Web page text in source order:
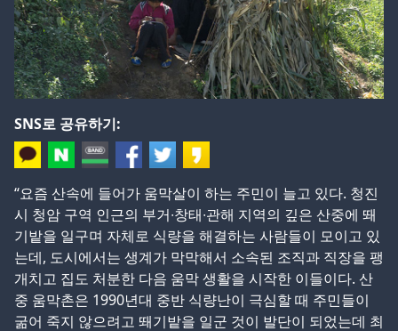
SNS로 공유하기:
“요즘 산속에 들어가 움막살이 하는 주민이 늘고 있다. 청진
시 청암 구역 인근의 부거∙창태∙관해 지역의 깊은 산중에 뙈
기밭을 일구며 자체로 식량을 해결하는 사람들이 모이고 있
는데, 도시에서는 생계가 막막해서 소속된 조직과 직장을 팽
개치고 집도 처분한 다음 움막 생활을 시작한 이들이다. 산
중 움막촌은 1990년대 중반 식량난이 극심할 때 주민들이
굶어 죽지 않으려고 뙈기밭을 일군 것이 발단이 되었는데 최